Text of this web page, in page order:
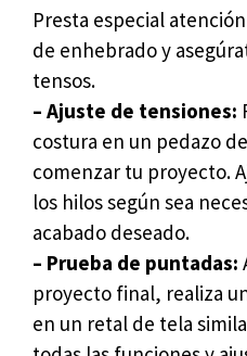
Presta especial
de enhebrado y
tensos.
– Ajuste de tensiones:
costura en un pedazo
comenzar tu proyecto.
los hilos según sea
acabado deseado.
– Prueba de puntadas:
proyecto final, realiza
en un retal de tela